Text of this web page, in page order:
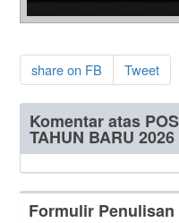
share on FB Tweet
Komentar atas
TAHUN BARU 2026
Formulir